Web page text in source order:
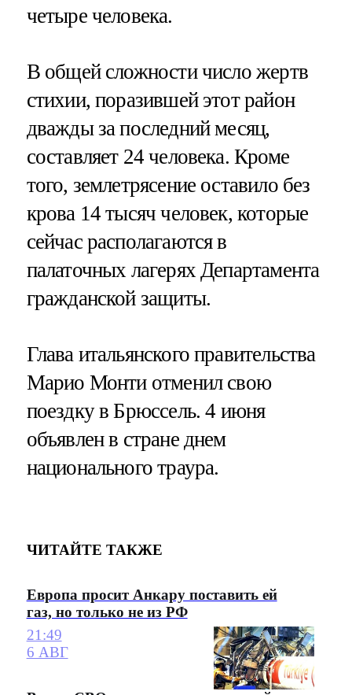
четыре человека.
В общей сложности число жертв
стихии, поразившей этот район
дважды за последний месяц,
составляет 24 человека. Кроме
того, землетрясение оставило без
крова 14 тысяч человек, которые
сейчас располагаются в
палаточных лагерях Департамента
гражданской защиты.
Глава итальянского правительства
Марио Монти отменил свою
поездку в Брюссель. 4 июня
объявлен в стране днем
национального траура.
ЧИТАЙТЕ ТАКЖЕ
Европа просит Анкару поставить ей
газ, но только не из РФ
21:49
6 АВГ